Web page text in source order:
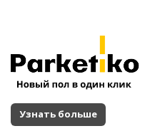
Узнать больше